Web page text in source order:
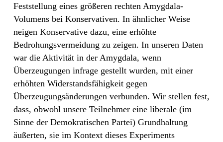
Feststellung eines größeren rechten Amygdala-
Volumens bei Konservativen. In ähnlicher Weise
neigen Konservative dazu, eine erhöhte
Bedrohungsvermeidung zu zeigen. In unseren Daten
war die Aktivität in der Amygdala, wenn
Überzeugungen infrage gestellt wurden, mit einer
erhöhten Widerstandsfähigkeit gegen
Überzeugungsänderungen verbunden. Wir stellen fest,
dass, obwohl unsere Teilnehmer eine liberale (im
Sinne der Demokratischen Partei) Grundhaltung
äußerten, sie im Kontext dieses Experiments